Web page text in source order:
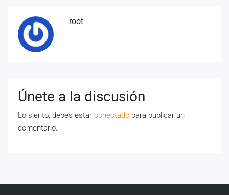
root
Únete a la discusión
Lo siento, debes estar conectado para publicar un
comentario.